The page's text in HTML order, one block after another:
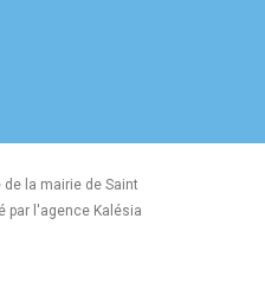
la mairie de Saint
par l'agence Kalésia